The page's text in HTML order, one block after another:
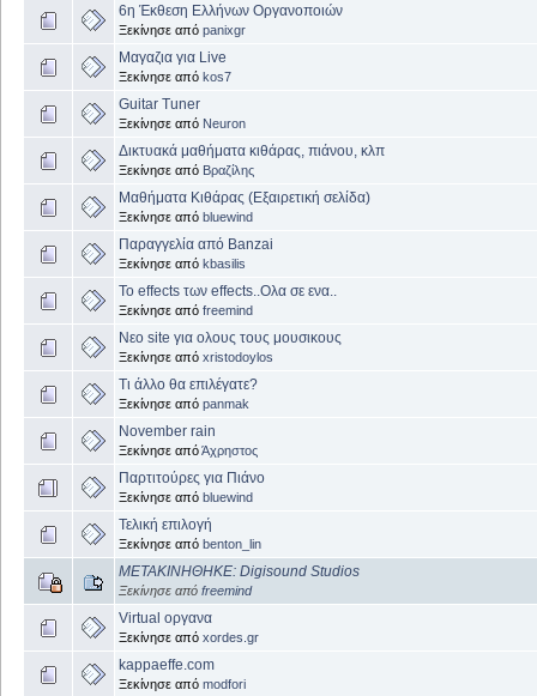
6η Έκθεση Ελλήνων Οργανοποιών
Ξεκίνησε από panixgr
Μαγαζια για Live
Ξεκίνησε από kos7
Guitar Tuner
Ξεκίνησε από Neuron
Δικτυακά μαθήματα κιθάρας, πιάνου, κλπ
Ξεκίνησε από Βραζίλης
Μαθήματα Κιθάρας (Εξαιρετική σελίδα)
Ξεκίνησε από bluewind
Παραγγελία από Banzai
Ξεκίνησε από kbasilis
Το effects των effects..Ολα σε ενα..
Ξεκίνησε από freemind
Νεο site για ολους τους μουσικους
Ξεκίνησε από xristodoylos
Τι άλλο θα επιλέγατε?
Ξεκίνησε από panmak
November rain
Ξεκίνησε απόΆχρηστος
Παρτιτούρες για Πιάνο
Ξεκίνησε από bluewind
Τελική επιλογή
Ξεκίνησε από benton_lin
ΜΕΤΑΚΙΝΗΘΗΚΕ: Digisound Studios
Ξεκίνησε από freemind
Virtual οργανα
Ξεκίνησε από xordes.gr
kappaeffe.com
Ξεκίνησε από modfori